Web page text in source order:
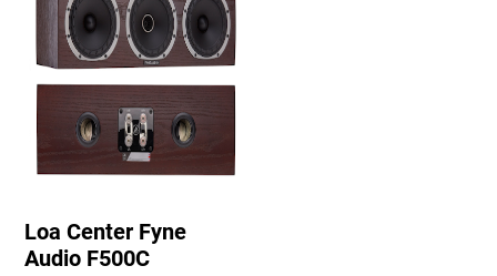
Loa Center Fyne
Audio F500C